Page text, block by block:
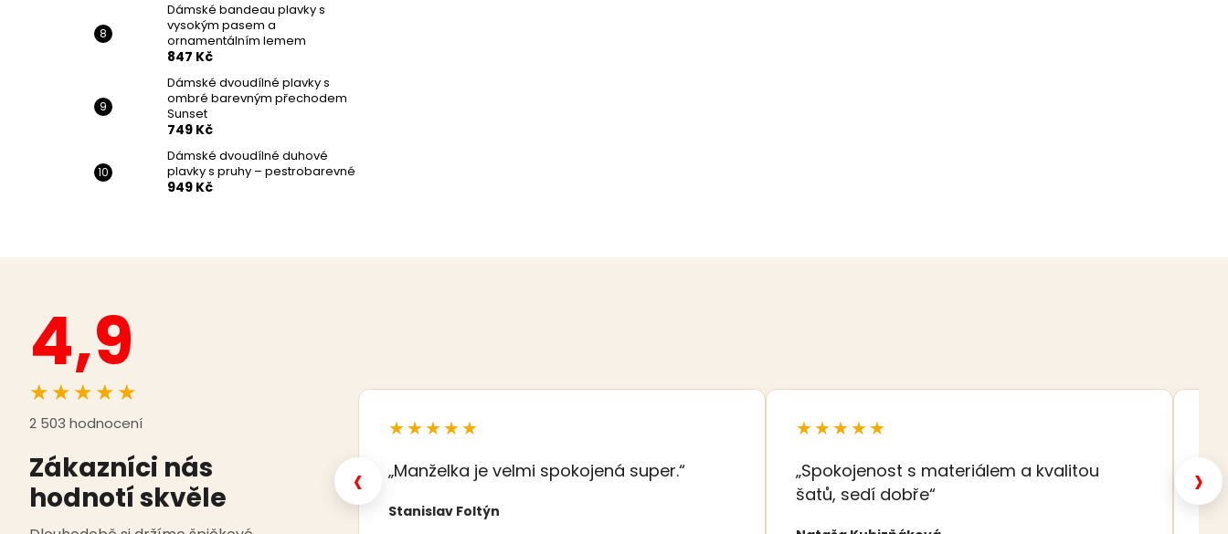
Dámské bandeau plavky s
vysokým pasem a
ornamentálním lemem
847 Kč
Dámské dvoudílné plavky s
ombré barevným přechodem
Sunset
749 Kč
Dámské dvoudílné duhové
plavky s pruhy – pestrobarevné
949 Kč
4,9
★★★★★
2 503 hodnocení
Zákazníci nás
hodnotí skvěle
‹
★★★★★
„Manželka je velmi spokojená super.“
Stanislav Foltýn
★★★★★
„Spokojenost s materiálem a kvalitou
šatů, sedí dobře“
›